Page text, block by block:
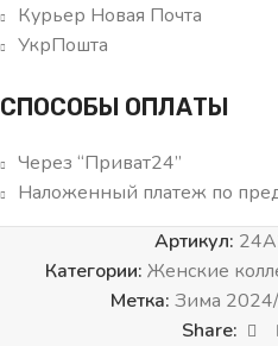
Курьер Новая Почта
УкрПошта
СПОСОБЫ ОПЛАТЫ
Через “Приват24”
Наложенный платеж по
Артикул:
Категории: Женские
Метка: Зима
Share: